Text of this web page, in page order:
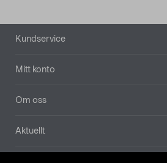
Sidfot
Kundservice
Mitt konto
Om oss
Aktuellt